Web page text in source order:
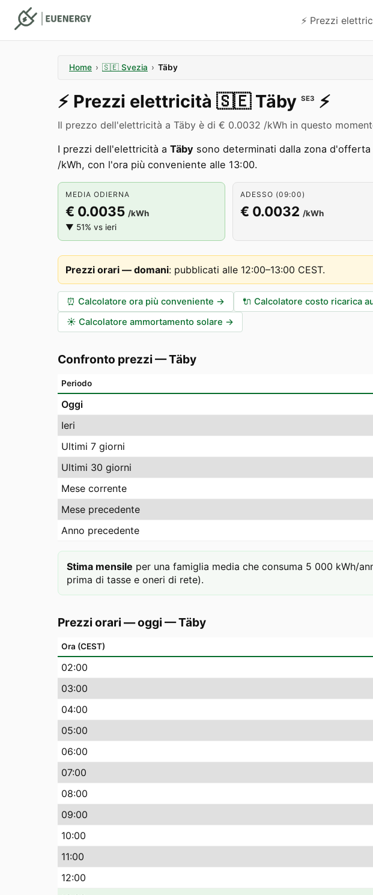
⚡️ Prezzi
Home › 🇸🇪 Svezia › Täby
⚡️ Prezzi elettricità 🇸🇪 Täby SE3 ⚡️
Il prezzo dell'elettricità a Täby è di € 0.0032 /kWh in questo
I prezzi dell'elettricità a Täby sono determinati dalla zona d'offerta
/kWh, con l'ora più conveniente alle 13:00.
MEDIA ODIERNA
€ 0.0035 /kWh
▼ 51% vs ieri
ADESSO (09:00)
€ 0.0032 /kWh
Prezzi orari — domani: pubblicati alle 12:00–13:00 CEST.
⏰ Calcolatore ora più conveniente → 🔌 Calcolatore costo ricarica
☀️ Calcolatore ammortamento solare →
Confronto prezzi —Täby
Periodo
Oggi
Ieri
Ultimi 7 giorni
Ultimi 30 giorni
Mese corrente
Mese precedente
Anno precedente
Stima mensile per una famiglia media che consuma 5 000 kWh/
prima di tasse e oneri di rete).
Prezzi orari — oggi —Täby
Ora (CEST)
02:00
03:00
04:00
05:00
06:00
07:00
08:00
09:00
10:00
11:00
12:00